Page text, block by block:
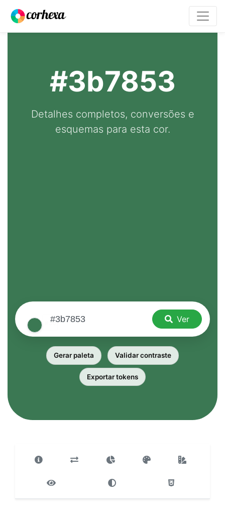
#3b7853
Detalhes completos, conversões e
esquemas para esta cor.
Ver
Gerar paleta Validar contraste
Exportar tokens